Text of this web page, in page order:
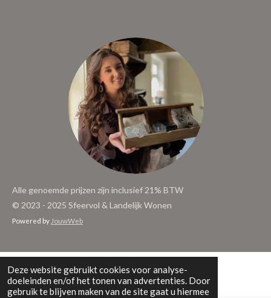
Deze website gebruikt cookies voor analyse-
doeleinden en/of het tonen van advertenties. Door
gebruik te blijven maken van de site gaat u hiermee
Alle genoemde prijzen zijn inclusief 21% BTW
© 2023 - 2025 Sfeervol & Landelijk Wonen
Powered by JouwWeb